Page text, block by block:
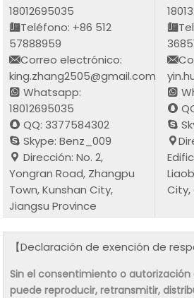
18012695035
Teléfono: +86 512
57888959
Correo electrónico:
king.zhang2505@gmail.com
Whatsapp:
18012695035
QQ: 3377584302
Skype: Benz_009
Dirección: No. 2,
Yongran Road, Zhangpu
Town, Kunshan City,
Jiangsu Province
City,
【Declaración de exención de
Sin el consentimiento o autorización
puede reproducir, retransmitir,